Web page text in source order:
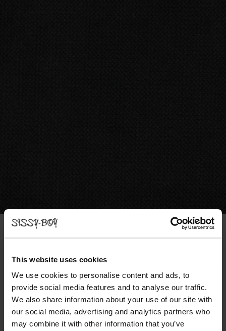
This website uses cookies
We use cookies to personalise content and ads, to
provide social media features and to analyse our traffic.
We also share information about your use of our site with
our social media, advertising and analytics partners who
may combine it with other information that you’ve
Échantillon de tissu Juke - Gris moyen 65
Couleurs